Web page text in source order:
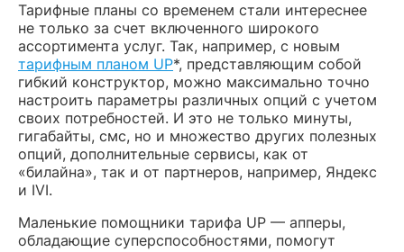
Тарифные планы со временем стали интереснее
не только за счет включенного широкого
ассортимента услуг. Так, например, с новым
тарифным планом UP*, представляющим собой
гибкий конструктор, можно максимально точно
настроить параметры различных опций с учетом
своих потребностей. И это не только минуты,
гигабайты, смс, но и множество других полезных
опций, дополнительные сервисы, как от
«билайна», так и от партнеров, например, Яндекс
и IVI.
Маленькие помощники тарифа UP — апперы,
обладающие суперспособностями, помогут